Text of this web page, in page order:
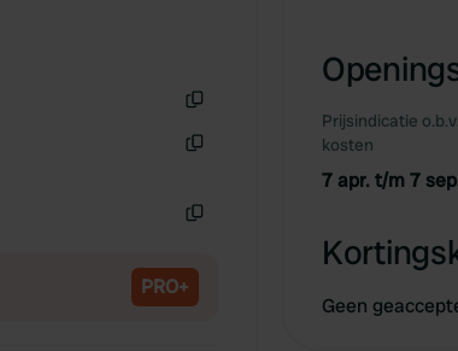
PRO+
Prijsindicatie
kosten
7 apr. t/m 7
Geen